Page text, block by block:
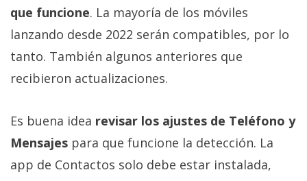
que funcione. La mayoría de los móviles
lanzando desde 2022 serán compatibles, por lo
tanto. También algunos anteriores que
recibieron actualizaciones.
Es buena idea revisar los ajustes de Teléfono y
Mensajes para que funcione la detección. La
app de Contactos solo debe estar instalada,